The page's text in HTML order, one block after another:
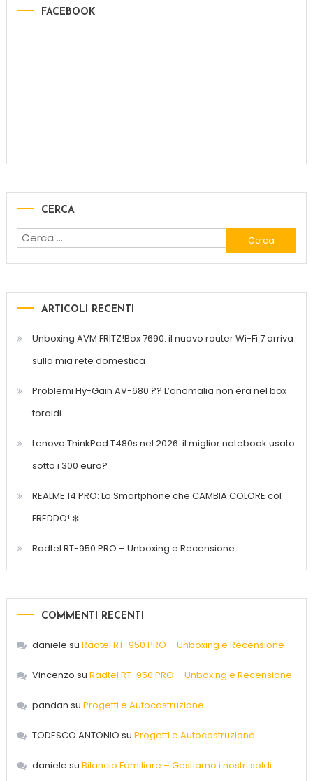
FACEBOOK
CERCA
ARTICOLI RECENTI
Unboxing AVM FRITZ!Box 7690: il nuovo router Wi-Fi 7 arriva
sulla mia rete domestica
Problemi Hy-Gain AV-680 ?? L’anomalia non era nel box
toroidi…
Lenovo ThinkPad T480s nel 2026: il miglior notebook usato
sotto i 300 euro?
REALME 14 PRO: Lo Smartphone che CAMBIA COLORE col
FREDDO! ❄️
Radtel RT-950 PRO – Unboxing e Recensione
COMMENTI RECENTI
daniele su Radtel RT-950 PRO – Unboxing e Recensione
Vincenzo su Radtel RT-950 PRO – Unboxing e Recensione
pandan su Progetti e Autocostruzione
TODESCO ANTONIO su Progetti e Autocostruzione
daniele su Bilancio Familiare – Gestiamo i nostri soldi